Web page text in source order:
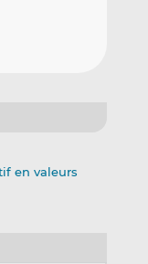
en valeurs